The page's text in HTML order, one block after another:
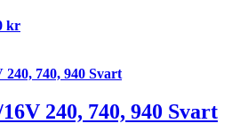
kr
240, 740, 940 Svart